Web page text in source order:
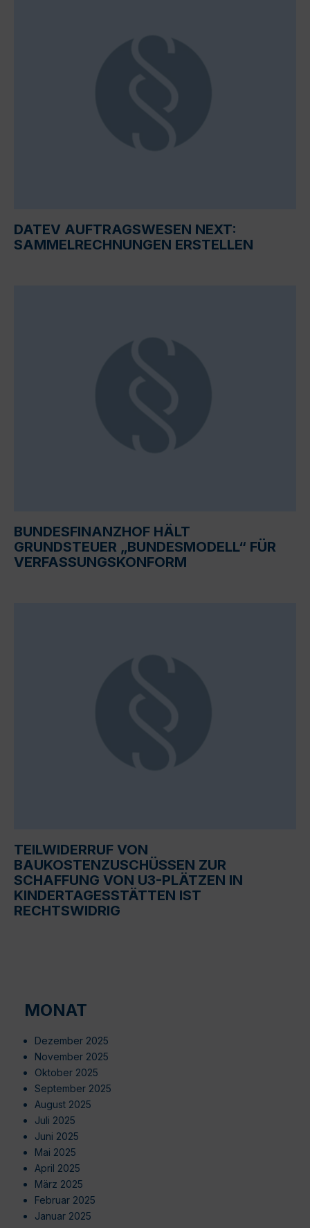
DATEV AUFTRAGSWESEN NEXT:
SAMMELRECHNUNGEN ERSTELLEN
BUNDESFINANZHOF HÄLT
GRUNDSTEUER „BUNDESMODELL“ FÜR
VERFASSUNGSKONFORM
TEILWIDERRUF VON
BAUKOSTENZUSCHÜSSEN ZUR
SCHAFFUNG VON U3-PLÄTZEN IN
KINDERTAGESSTÄTTEN IST
RECHTSWIDRIG
MONAT
Dezember 2025
November 2025
Oktober 2025
September 2025
August 2025
Juli 2025
Juni 2025
Mai 2025
April 2025
März 2025
Februar 2025
Januar 2025